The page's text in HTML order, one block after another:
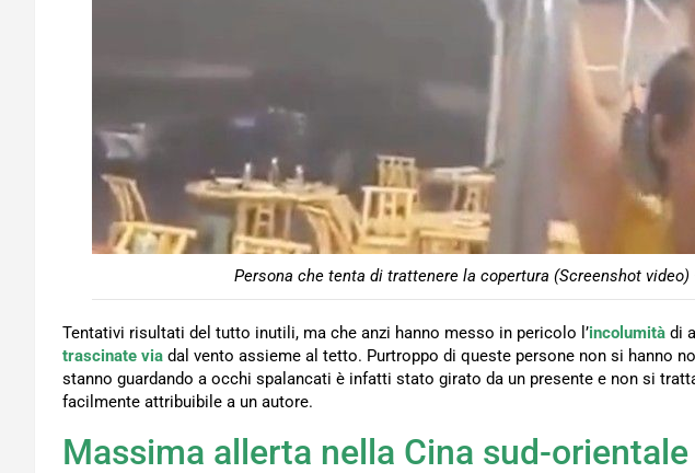
Persona che tenta di trattenere la copertura (Screenshot
Tentativi risultati del tutto inutili, ma che anzi hanno messo in pericolo l’incolumità di
trascinate via dal vento assieme al tetto. Purtroppo di queste persone non si hanno
stanno guardando a occhi spalancati è infatti stato girato da un presente e non si
facilmente attribuibile a un autore.
Massima allerta nella Cina sud-orientale